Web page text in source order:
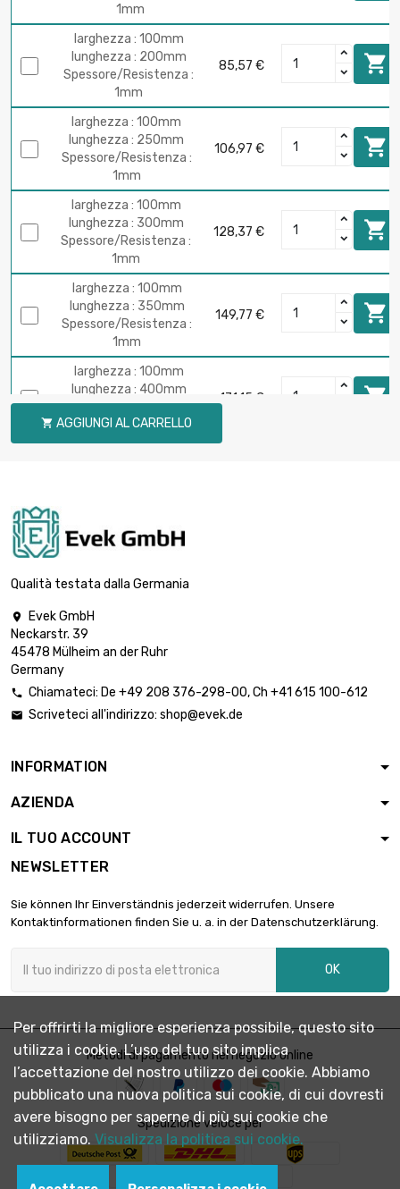
1mm
larghezza : 100mm
lunghezza : 200mm
Spessore/Resistenza :
1mm
85,57 € 
larghezza : 100mm
lunghezza : 250mm
Spessore/Resistenza :
1mm
106,97 € 
larghezza : 100mm
lunghezza : 300mm
Spessore/Resistenza :
1mm
128,37 € 
larghezza : 100mm
lunghezza : 350mm
Spessore/Resistenza :
1mm
149,77 € 
larghezza : 100mm
lunghezza : 400mm
Spessore/Resistenza :
1mm
171,15 € 
larghezza : 100mm
1mm
larghezza : 100mm
lunghezza : 600mm
Spessore/Resistenza :
lunghezza : 700mm
lunghezza : 800mm
1mm

larghezza : 100mm
Spessore/Resistenza :
1mm
385,11 €
lunghezza : 1000mm
lunghezza : 150mm
larghezza : 150mm
Spessore/Resistenza :
1mm
96,28 €
lunghezza : 200mm
larghezza : 150mm
Spessore/Resistenza :
128,37 €
 AGGIUNGI AL CARRELLO
Qualità testata dalla Germania

Evek GmbH
Neckarstr. 39
45478 Mülheim an der Ruhr
Germany
 Chiamateci: De +49 208 376-298-00, Ch +41 615 100-612
 Scriveteci all'indirizzo: shop@evek.de
INFORMATION
AZIENDA
IL TUO ACCOUNT
NEWSLETTER
Sie können Ihr Einverständnis jederzeit widerrufen. Unsere
Kontaktinformationen finden Sie u. a. in der Datenschutzerklärung.
OK
Metodi di pagamento nel negozio online
Spedizione veloce per
Per offrirti la migliore esperienza possibile, questo sito
utilizza i cookie. L’uso del tuo sito implica
l’accettazione del nostro utilizzo dei cookie. Abbiamo
pubblicato una nuova politica sui cookie, di cui dovresti
avere bisogno per saperne di più sui cookie che
utilizziamo. Visualizza la politica sui cookie.